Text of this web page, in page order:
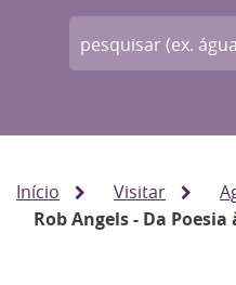
Início Visitar
Rob Angels - Da Poesia